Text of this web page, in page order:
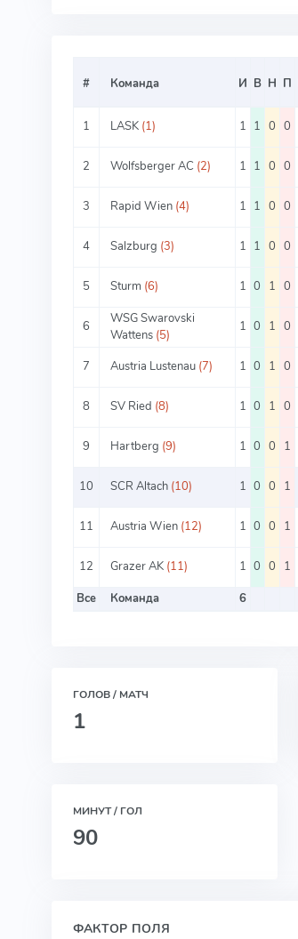
# Команда И В Н П
1 LASK (1) 1 1 0 0
2
Wolfsberger AC (2) 1 1 0 0
3
Rapid Wien (4) 1 1 0 0
4
Salzburg (3) 1 1 0 0
5
Sturm (6) 1 0 1 0
6
WSG Swarovski
Wattens (5)
1 0 1 0
7
Austria Lustenau (7) 1 0 1 0
8
SV Ried (8) 1 0 1 0
9
Hartberg (9) 1 0 0 1
10
SCR Altach (10) 1 0 0 1
11
Austria Wien (12) 1 0 0 1
12
Grazer AK (11) 1 0 0 1
Все
Команда 6
ГОЛОВ / МАТЧ
1
МИНУТ / ГОЛ
90
ФАКТОР ПОЛЯ